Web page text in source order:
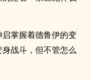
掌握着德鲁伊的变
战斗，但不管怎么